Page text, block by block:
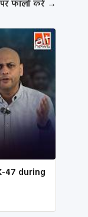
फॉलो करें →
47 during